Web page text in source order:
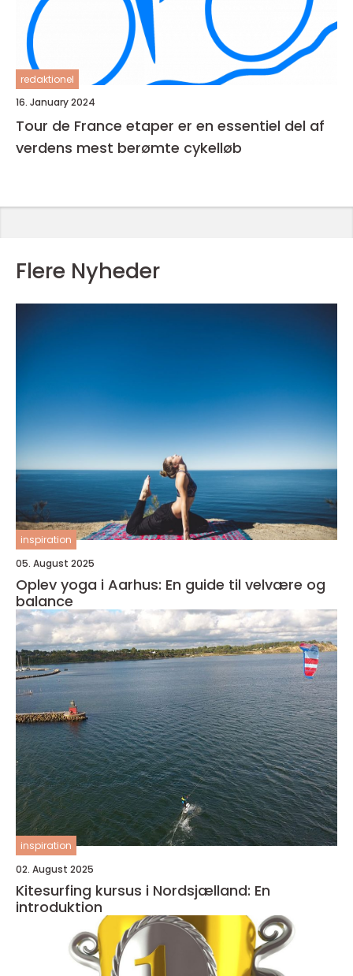
redaktionel
16. January 2024
Tour de France etaper er en essentiel del af
verdens mest berømte cykelløb
Flere Nyheder
inspiration
05. August 2025
Oplev yoga i Aarhus: En guide til velvære og
balance
inspiration
02. August 2025
Kitesurfing kursus i Nordsjælland: En
introduktion